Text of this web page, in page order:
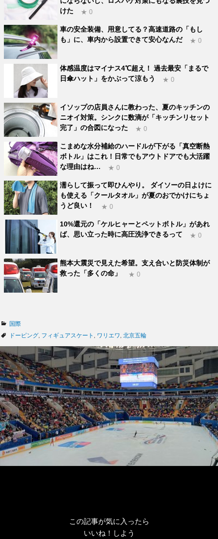
けた
★ 0
車の安全装備、用意してる？高速道路の「もし
も」に、車内から設置できて安心なんだ
★ 0
体感温度はマイナス4℃超え！ 過去最安「まるで
日傘ハット」をかぶって涼もう
★ 0
イソップの店員さんに教わった、夏のキッチンの
ニオイ対策。シンクに数滴が「キッチンリセット
完了」の合図になった
★ 0
こまめな水分補給のハードルが下がる「真空断熱
ボトル」はこれ！日常でもアウトドアでも大活躍
な理由はね…
★ 0
濡らして振って即ひんやり。 ダイソーの日よけに
も使える「クールタオル」が夏のおでかけにちょ
うど良い！
★ 0
10%還元の「ケルヒャーとペットボトル」があれ
ば、思い立った時に高圧洗浄できるって
★ 0
熊本大震災で見えた希望。支え合いと防災体制が
救った「多くの命」
★ 0
カ
テ
ー
国際
タ
ドーピング フィギュアスケート ワリエワ 北京五輪
この記事が気に入ったら
いいね！しよう